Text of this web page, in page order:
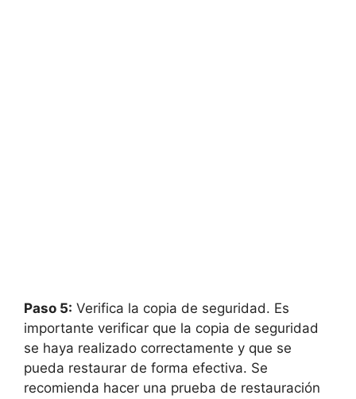
Paso 5: Verifica la copia de seguridad. Es
importante verificar que la copia de seguridad
se haya realizado correctamente y que se
pueda restaurar de forma efectiva. Se
recomienda hacer una prueba de restauración